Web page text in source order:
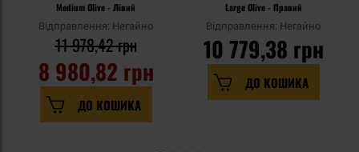
Medium Olive - Лівий
Відправлення: Негайно
8 980,82 грн
11 978,42 грн
ДО КОШИКА
Large Olive - Правий
Відправлення: Негайно
10 779,38 грн
ДО КОШИКА